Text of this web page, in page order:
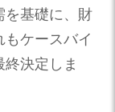
を基礎に、財
ケースバイ
決定しま